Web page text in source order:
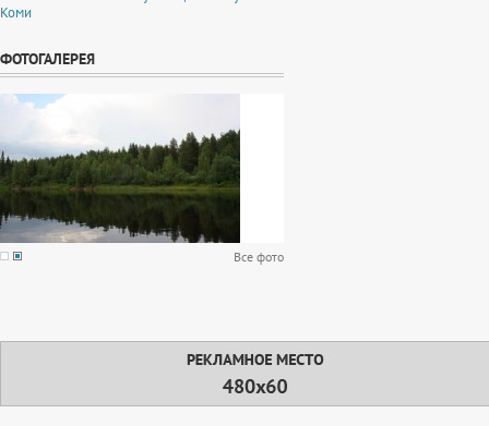
Коми
ФОТОГАЛЕРЕЯ
Все фото